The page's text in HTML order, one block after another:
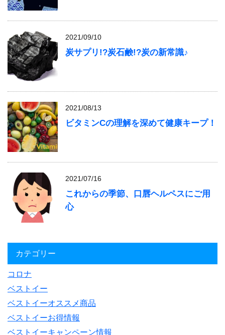
2021/09/10
炭サプリ!?炭石鹸!?炭の新常識♪
2021/08/13
ビタミンCの理解を深めて健康キープ！
2021/07/16
これからの季節、口唇ヘルペスにご用
心
カテゴリー
コロナ
ベストイー
ベストイーオススメ商品
ベストイーお得情報
ベストイーキャンペーン情報